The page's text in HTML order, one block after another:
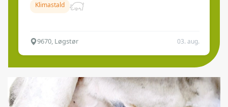
Klimastald
9670, Løgstør 03. aug.